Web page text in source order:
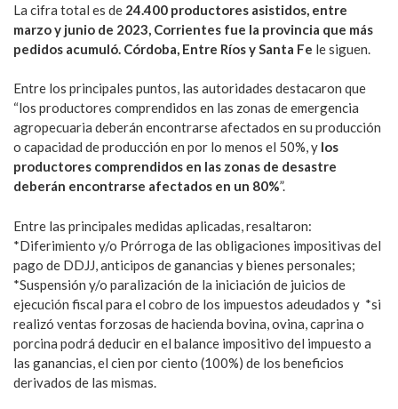
La cifra total es de 24.400 productores asistidos, entre
marzo y junio de 2023, Corrientes fue la provincia que más
pedidos acumuló. Córdoba, Entre Ríos y Santa Fe le siguen.
Entre los principales puntos, las autoridades destacaron que
“los productores comprendidos en las zonas de emergencia
agropecuaria deberán encontrarse afectados en su producción
o capacidad de producción en por lo menos el 50%, y los
productores comprendidos en las zonas de desastre
deberán encontrarse afectados en un 80%”.
Entre las principales medidas aplicadas, resaltaron:
*Diferimiento y/o Prórroga de las obligaciones impositivas del
pago de DDJJ, anticipos de ganancias y bienes personales;
*Suspensión y/o paralización de la iniciación de juicios de
ejecución fiscal para el cobro de los impuestos adeudados y *si
realizó ventas forzosas de hacienda bovina, ovina, caprina o
porcina podrá deducir en el balance impositivo del impuesto a
las ganancias, el cien por ciento (100%) de los beneficios
derivados de las mismas.